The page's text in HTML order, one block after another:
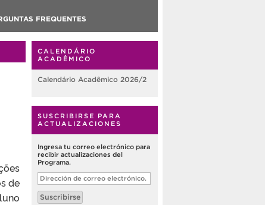
FREQUENTES
de
CALENDÁRIO
ACADÊMICO
Calendário Acadêmico 2026/2
SUSCRIBIRSE PARA
ACTUALIZACIONES
Ingresa tu correo electrónico para
recibir actualizaciones del
Programa.
Dirección
de
correo
electrónico.
Suscribirse